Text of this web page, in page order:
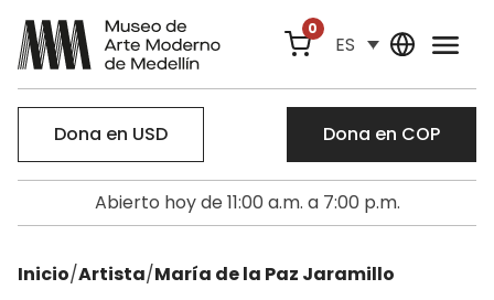
0
ES
Dona en USD Dona en COP
Abierto hoy de 11:00 a.m. a 7:00 p.m.
Inicio/Artista/María de la Paz Jaramillo